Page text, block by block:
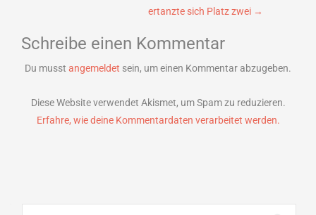
ertanzte sich Platz zwei →
Schreibe einen Kommentar
Du musst angemeldet sein, um einen Kommentar abzugeben.
Diese Website verwendet Akismet, um Spam zu reduzieren.
Erfahre, wie deine Kommentardaten verarbeitet werden.